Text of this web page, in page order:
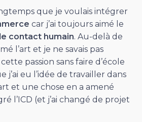
que je voulais intégrer
car j’ai toujours aimé le
le contact humain. Au-delà de
l’art et je ne savais pas
passion sans faire d’école
j’ai eu l’idée de travailler dans
et une chose en a amené
l’ICD (et j’ai changé de projet